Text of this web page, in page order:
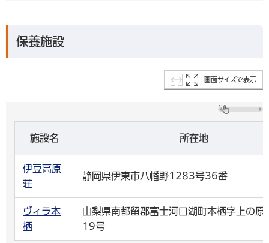
保養施設
画面サイズで表示
施設名 所在地
伊豆高原
荘
静岡県伊東市八幡野1283号36番
ヴィラ本
栖
山梨県南都留郡富士河口湖町本栖字上の
19号